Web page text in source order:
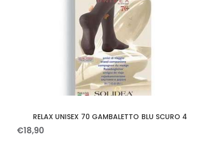
RELAX UNISEX 70 GAMBALETTO BLU SCURO 4
€18,90